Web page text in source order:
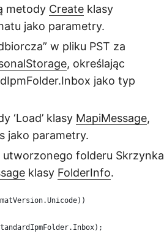
metody Create klasy
jako parametry.
w pliku PST za
, określając
jako typ
‘Load’ klasy MapiMessage,
jako parametry.
utworzonego folderu Skrzynka
klasy FolderInfo.